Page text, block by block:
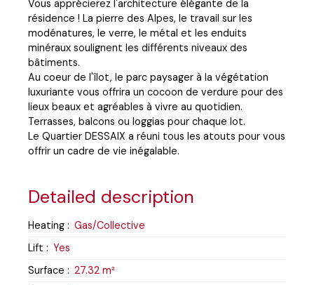
Vous apprécierez l'architecture élégante de la
résidence ! La pierre des Alpes, le travail sur les
modénatures, le verre, le métal et les enduits
minéraux soulignent les différents niveaux des
bâtiments.
Au coeur de l'îlot, le parc paysager à la végétation
luxuriante vous offrira un cocoon de verdure pour des
lieux beaux et agréables à vivre au quotidien.
Terrasses, balcons ou loggias pour chaque lot.
Le Quartier DESSAIX a réuni tous les atouts pour vous
offrir un cadre de vie inégalable.
Detailed description
Heating : Gas/Collective
Lift : Yes
Surface : 27.32 m²